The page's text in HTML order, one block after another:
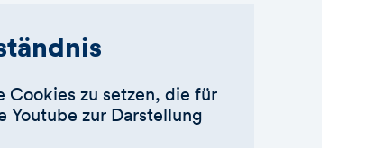
Cookies zu setzen, die für
Youtube zur Darstellung